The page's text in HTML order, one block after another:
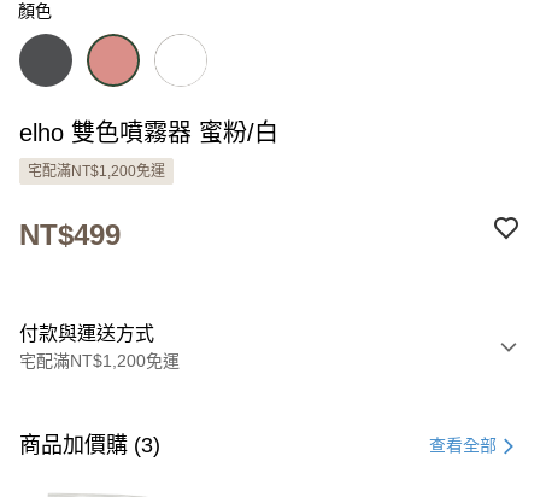
顏色
elho 雙色噴霧器 蜜粉/白
宅配滿NT$1,200免運
NT$499
付款與運送方式
宅配滿NT$1,200免運
信用卡一次付款
商品加價購 (3) 查看全部